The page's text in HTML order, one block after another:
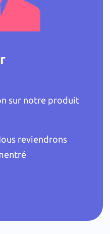
sur notre produit
reviendrons